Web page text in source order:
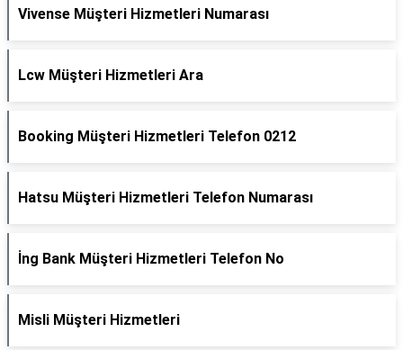
Vivense Müşteri Hizmetleri Numarası
Lcw Müşteri Hizmetleri Ara
Booking Müşteri Hizmetleri Telefon 0212
Hatsu Müşteri Hizmetleri Telefon Numarası
İng Bank Müşteri Hizmetleri Telefon No
Misli Müşteri Hizmetleri